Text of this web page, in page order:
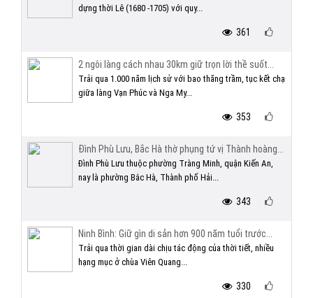
dựng thời Lê (1680 -1705) với quy...
361
2 ngôi làng cách nhau 30km giữ trọn lời thề suốt...
Trải qua 1.000 năm lịch sử với bao thăng trầm, tục kết chạ
giữa làng Vạn Phúc và Nga My...
353
Đình Phù Lưu, Bắc Hà thờ phụng tứ vị Thành hoàng...
Đình Phù Lưu thuộc phường Tràng Minh, quận Kiến An,
nay là phường Bắc Hà, Thành phố Hải...
343
Ninh Bình: Giữ gìn di sản hơn 900 năm tuổi trước...
Trải qua thời gian dài chịu tác động của thời tiết, nhiều
hạng mục ở chùa Viên Quang...
330